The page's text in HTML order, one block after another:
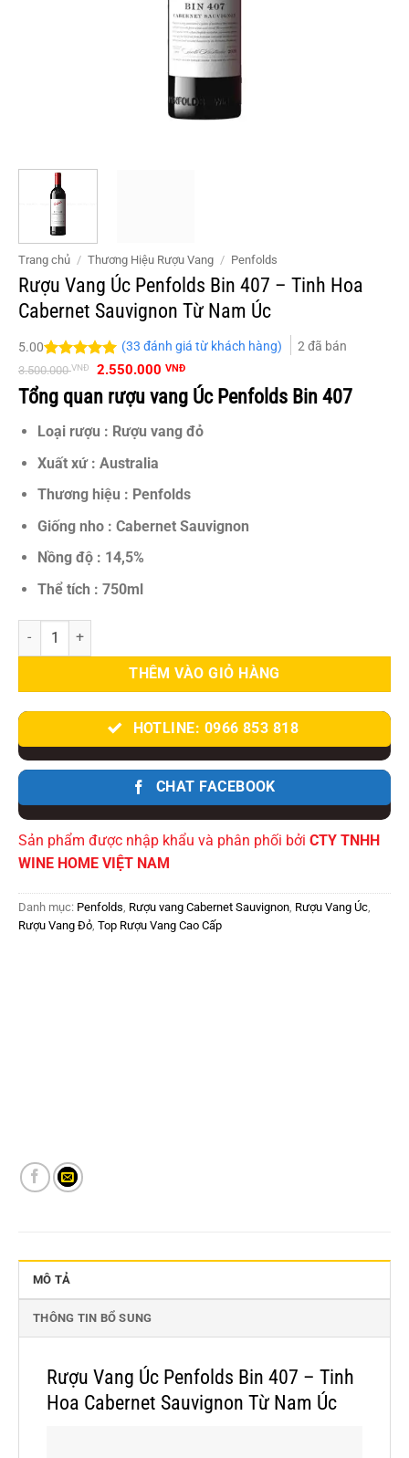
Trang chủ / Thương Hiệu Rượu Vang / Penfolds
Rượu Vang Úc Penfolds Bin 407 – Tinh Hoa
Cabernet Sauvignon Từ Nam Úc
5.00
5.00trên 5
33
(33 đánh giá từ khách hàng) 2 đã bán
3.500.000VNĐ
Giá
là:
3.500.000 VNĐ.
2.550.000 VNĐGiá
hiện
tại
là:
2.550.000 VNĐ.
Tổng quan rượu vang Úc Penfolds Bin 407
Loại rượu : Rượu vang đỏ
Xuất xứ : Australia
Thương hiệu : Penfolds
Giống nho : Cabernet Sauvignon
Nồng độ : 14,5%
Thể tích : 750ml
Rượu Vang Úc Penfolds Bin 407 – Tinh Hoa Cabernet Sauvignon
THÊM VÀO GIỎ HÀNG
HOTLINE: 0966 853 818
CHAT FACEBOOK
Sản phẩm được nhập khẩu và phân phối bởi CTY TNHH
WINE HOME VIỆT NAM
Danh mục: Penfolds, Rượu vang Cabernet Sauvignon, Rượu Vang Úc,
Rượu Vang Đỏ, Top Rượu Vang Cao Cấp
MÔ TẢ
THÔNG TIN BỔ SUNG
Rượu Vang Úc Penfolds Bin 407 – Tinh
Hoa Cabernet Sauvignon Từ Nam Úc